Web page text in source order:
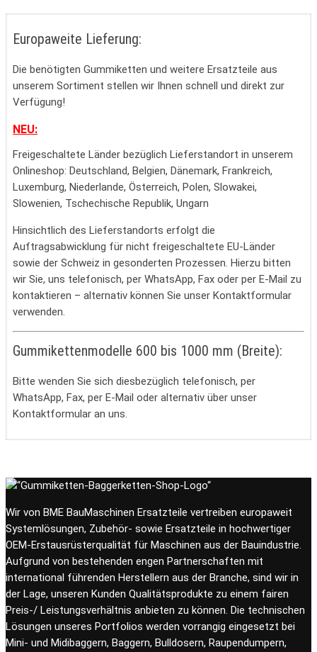
Europaweite Lieferung:
Die benötigten Gummiketten und weitere Ersatzteile aus
unserem Sortiment stellen wir Ihnen schnell und direkt zur
Verfügung!
NEU:
Freigeschaltete Länder bezüglich Lieferstandort in unserem
Onlineshop: Deutschland, Belgien, Dänemark, Frankreich,
Luxemburg, Niederlande, Österreich, Polen, Slowakei,
Slowenien, Tschechische Republik, Ungarn
Hinsichtlich des Lieferstandorts erfolgt die
Auftragsabwicklung für nicht freigeschaltete EU-Länder
sowie der Schweiz in gesonderten Prozessen. Hierzu bitten
wir Sie, uns telefonisch, per WhatsApp, Fax oder per E-Mail zu
kontaktieren – alternativ können Sie unser Kontaktformular
verwenden.
Gummikettenmodelle 600 bis 1000 mm (Breite):
Bitte wenden Sie sich diesbezüglich telefonisch, per
WhatsApp, Fax, per E-Mail oder alternativ über unser
Kontaktformular an uns.
Wir von BME BauMaschinen Ersatzteile vertreiben europaweit
Systemlösungen, Zubehör- sowie Ersatzteile in hochwertiger
OEM-Erstausrüsterqualität für Maschinen aus der Bauindustrie.
Aufgrund von bestehenden engen Partnerschaften mit
international führenden Herstellern aus der Branche, sind wir in
der Lage, unseren Kunden Qualitätsprodukte zu einem fairen
Preis-/ Leistungsverhältnis anbieten zu können. Die technischen
Lösungen unseres Portfolios werden vorrangig eingesetzt bei
Mini- und Midibaggern, Baggern, Bulldosern, Raupendumpern,